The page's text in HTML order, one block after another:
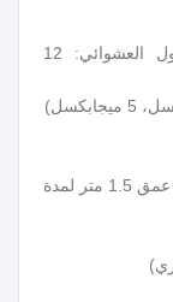
الذاكرة الداخلية: 512 جيجابايت، ذاكرة الوصول العشوائي: 12
مقاوم للغبار والماء بمعيار IP68 (قابل للغمر حتى عمق 1.5 متر لمدة